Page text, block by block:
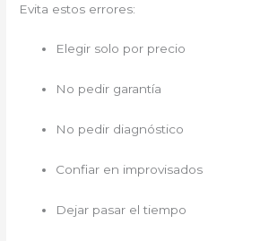
Evita estos errores:
Elegir solo por precio
No pedir garantía
No pedir diagnóstico
Confiar en improvisados
Dejar pasar el tiempo